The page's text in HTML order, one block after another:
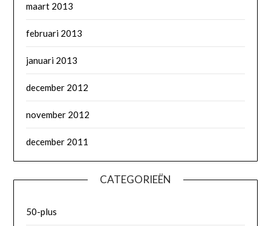
maart 2013
februari 2013
januari 2013
december 2012
november 2012
december 2011
CATEGORIEËN
50-plus